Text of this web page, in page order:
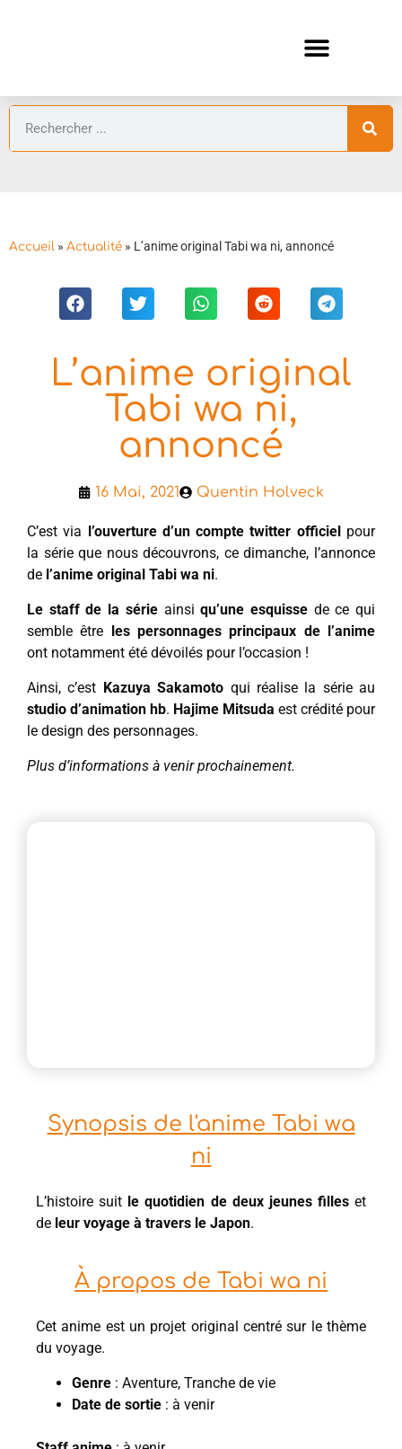
Accueil » Actualité » L’anime original Tabi wa ni, annoncé
L’anime original
Tabi wa ni,
annoncé
16 Mai, 2021 Quentin Holveck
C’est via l’ouverture d’un compte twitter officielpour
la série que nous découvrons, ce dimanche, l’annonce
de l’anime original Tabi wa ni.
Le staff de la sérieainsiqu’une esquissede ce qui
semble être les personnages principaux de l’anime
ont notamment été dévoilés pour l’occasion !
Ainsi, c’est Kazuya Sakamoto qui réalise la série au
studio d’animation hb. Hajime Mitsuda est crédité pour
le design des personnages.
Plus d’informations à venir prochainement.
Synopsis de l'anime Tabi wa
ni
L’histoire suit le quotidien de deux jeunes filleset
de leur voyage à travers le Japon.
À propos de Tabi wa ni
Cet anime est un projet original centré sur le thème
du voyage.
Genre : Aventure, Tranche de vie
Date de sortie : à venir